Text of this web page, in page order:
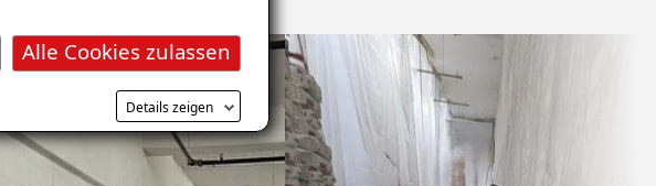
Alle Cookies zulassen
Details zeigen